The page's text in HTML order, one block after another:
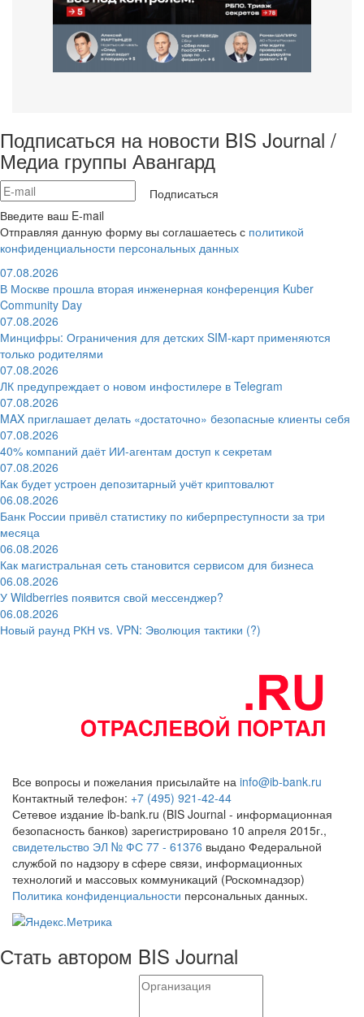
Подписаться на новости BIS Journal /
Медиа группы Авангард
Подписаться
Введите ваш E-mail
Отправляя данную форму вы соглашаетесь с политикой
конфиденциальности персональных данных
07.08.2026
В Москве прошла вторая инженерная конференция Kuber
Community Day
07.08.2026
Минцифры: Ограничения для детских SIM-карт применяются
только родителями
07.08.2026
ЛК предупреждает о новом инфостилере в Telegram
07.08.2026
MAX приглашает делать «достаточно» безопасные клиенты себя
07.08.2026
40% компаний даёт ИИ‑агентам доступ к секретам
07.08.2026
Как будет устроен депозитарный учёт криптовалют
06.08.2026
Банк России привёл статистику по киберпреступности за три
месяца
06.08.2026
Как магистральная сеть становится сервисом для бизнеса
06.08.2026
У Wildberries появится свой мессенджер?
06.08.2026
Новый раунд РКН vs. VPN: Эволюция тактики (?)
Все вопросы и пожелания присылайте на info@ib-bank.ru
Контактный телефон: +7 (495) 921-42-44
Сетевое издание ib-bank.ru (BIS Journal - информационная
безопасность банков) зарегистрировано 10 апреля 2015г.,
свидетельство ЭЛ № ФС 77 - 61376 выдано Федеральной
службой по надзору в сфере связи, информационных
технологий и массовых коммуникаций (Роскомнадзор)
Политика конфиденциальности персональных данных.
Стать автором BIS Journal